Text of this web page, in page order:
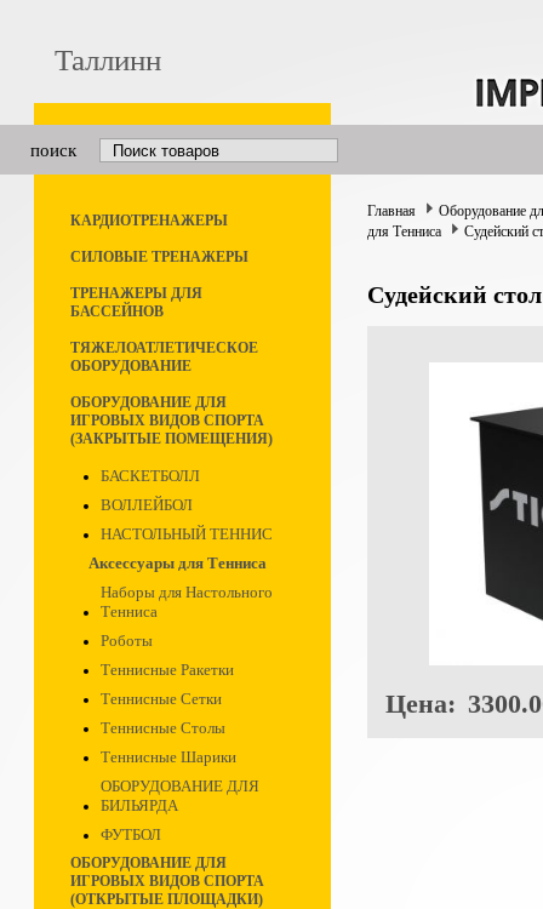
Таллинн
поиск
КАРДИОТРЕНАЖЕРЫ
СИЛОВЫЕ ТРЕНАЖЕРЫ
ТРЕНАЖЕРЫ ДЛЯ
БАССЕЙНОВ
ТЯЖЕЛОАТЛЕТИЧЕСКОЕ
ОБОРУДОВАНИЕ
ОБОРУДОВАНИЕ ДЛЯ
ИГРОВЫХ ВИДОВ СПОРТА
(ЗАКРЫТЫЕ ПОМЕЩЕНИЯ)
БАСКЕТБОЛЛ
ВОЛЛЕЙБОЛ
НАСТОЛЬНЫЙ ТЕННИС
Аксессуары для Тенниса
Наборы для Настольного
Тенниса
Роботы
Теннисные Ракетки
Теннисные Сетки
Теннисные Столы
Теннисные Шарики
ОБОРУДОВАНИЕ ДЛЯ
БИЛЬЯРДА
ФУТБОЛ
ОБОРУДОВАНИЕ ДЛЯ
ИГРОВЫХ ВИДОВ СПОРТА
(ОТКРЫТЫЕ ПЛОЩАДКИ)
Главная
Оборудование
для Тенниса
Судейский
Судейский
Цена: